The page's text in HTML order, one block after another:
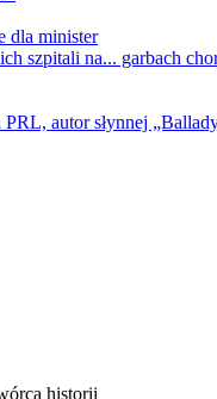
dla minister
szpitali na... garbach
autor słynnej
historii